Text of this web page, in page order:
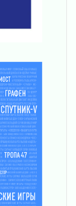
не